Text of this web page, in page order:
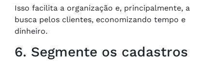
Isso facilita a organização e, principalmente, a
busca pelos clientes, economizando tempo e
dinheiro.
6. Segmente os cadastros